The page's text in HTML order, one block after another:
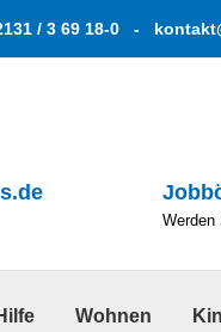
/ 3 69 18-0 -
Werden
Wohnen